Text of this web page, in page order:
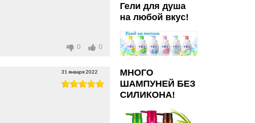
0 0
31 января 2022
Гели для душа
на любой вкус!
МНОГО
ШАМПУНЕЙ БЕЗ
СИЛИКОНА!